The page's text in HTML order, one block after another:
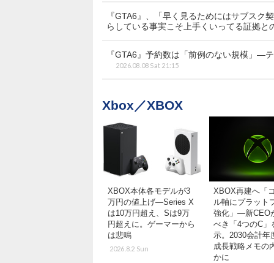
『GTA6』、「早く見るためにはサブス
らしている事実こそ上手くいってる証拠
『GTA6』予約数は「前例のない規模」―
2026.08.08 Sat 21:15
Xbox／XBOX
XBOX本体各モデルが3
万円の値上げ―Series X
は10万円超え、Sは9万
円超えに。ゲーマーから
は悲鳴
2026.8.2 Sun
XBOX再建へ「
ル軸にプラット
強化」―新CEO
べき「4つのC」
示。2030会計年
成長戦略メモの
かに